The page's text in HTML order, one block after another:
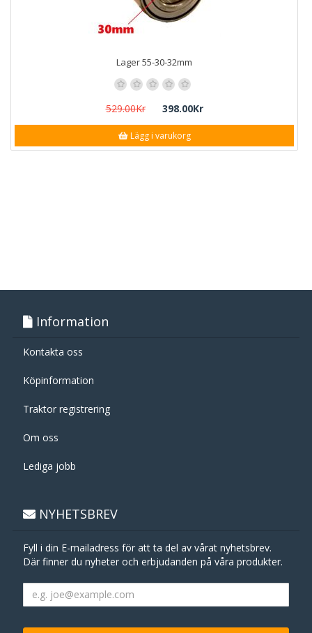
Lager 55-30-32mm
529.00Kr 398.00Kr
Lägg i varukorg
Information
Kontakta oss
Köpinformation
Traktor registrering
Om oss
Lediga jobb
NYHETSBREV
Fyll i din E-mailadress för att ta del av vårat nyhetsbrev.
Där finner du nyheter och erbjudanden på våra produkter.